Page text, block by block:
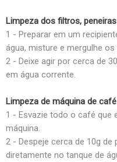
Limpeza dos filtros,
1 - Preparar em um
água, misture e mergulhe
2 - Deixe agir por cerca de
em água corrente.
Limpeza de máquina de
1 - Esvazie todo o café que
máquina.
2 - Despeje cerca de 10g
diretamente no tanque de